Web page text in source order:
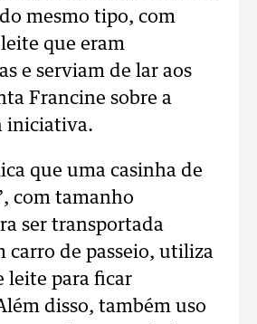
mesmo tipo, com
que eram
e serviam de lar aos
Francine sobre a
iniciativa.
que uma casinha de
com tamanho
ser transportada
carro de passeio, utiliza
leite para ficar
disso, também uso